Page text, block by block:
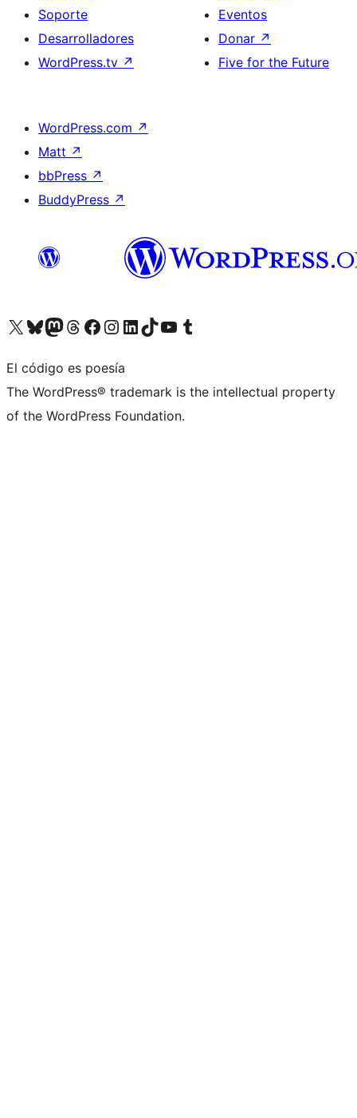
Soporte
Desarrolladores
WordPress.tv ↗
Eventos
Donar ↗
Five for the Future
WordPress.com ↗
Matt ↗
bbPress ↗
BuddyPress ↗
Visita nuestra cuenta de X (anteriormente Twitter)
Visita nuestra cuenta de Bluesky
Visita nuestra cuenta de Mastodon
Visita nuestra cuenta de Threads
Visita nuestra página de Facebook
Visita nuestra cuenta de Instagram
Visita nuestra cuenta de LinkedIn
Visita nuestra cuenta de TikTok
Visita nuestro canal de YouTube
Visita nuestra cuenta de Tumblr
El código es poesía
The WordPress® trademark is the intellectual property
of the WordPress Foundation.